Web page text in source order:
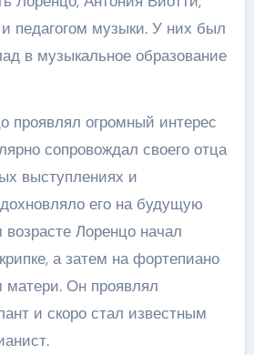
педагогом музыки. У них был
в музыкальное образование
проявлял огромный интерес
сопровождал своего отца
выступлениях и
его на будущую
возрасте Лоренцо начал
а затем на фортепиано
матери. Он проявлял
и скоро стал известным